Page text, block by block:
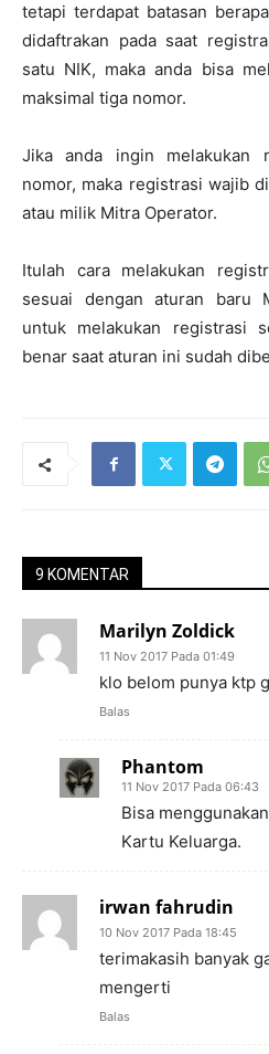
tetapi terdapat batasan
didaftrakan pada saat
satu NIK, maka anda bisa
maksimal tiga nomor.
Jika anda ingin melakukan
nomor, maka registrasi wajib
atau milik Mitra Operator.
Itulah cara melakukan
sesuai dengan aturan baru
untuk melakukan registrasi
benar saat aturan ini sudah
9 KOMENTAR
Marilyn Zoldick
11 Nov 2017 Pada 01:49
klo belom punya ktp
Balas
Phantom
11 Nov 2017 Pada 06:43
Bisa
Kartu Keluarga.
irwan fahrudin
10 Nov 2017 Pada 18:45
terimakasih banyak
mengerti
Balas